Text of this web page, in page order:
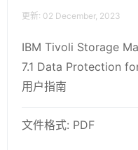
更新: 02 December, 2023
IBM Tivoli Storage
7.1 Data Protection
用户指南
文件格式: PDF